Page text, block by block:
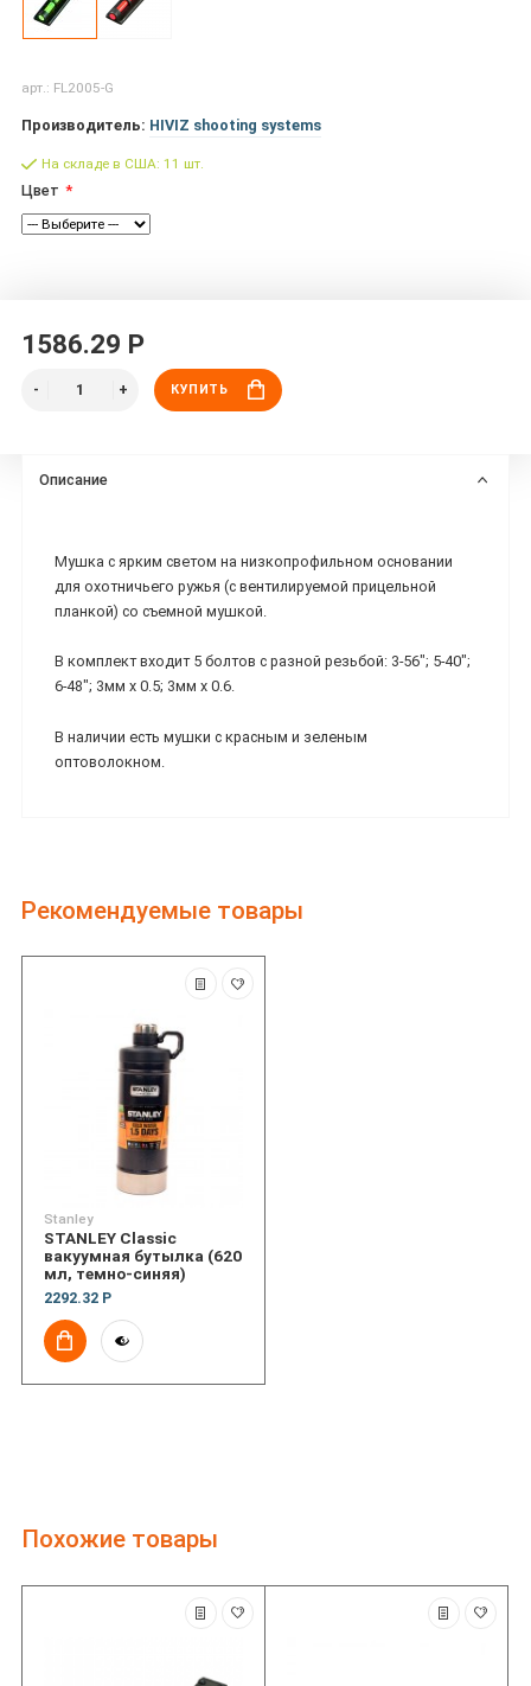
арт.: FL2005-G
Производитель: HIVIZ shooting systems
На складе в США: 11 шт.
Цвет
1586.29 Р
КУПИТЬ
Описание
Мушка с ярким светом на низкопрофильном основании
для охотничьего ружья (с вентилируемой прицельной
планкой) со съемной мушкой.
В комплект входит 5 болтов с разной резьбой: 3-56″; 5-40″;
6-48″; 3мм x 0.5; 3мм x 0.6.
В наличии есть мушки с красным и зеленым
оптоволокном.
Рекомендуемые товары
Stanley
STANLEY Classic
вакуумная бутылка (620
мл, темно-синяя)
2292.32 Р
Похожие товары